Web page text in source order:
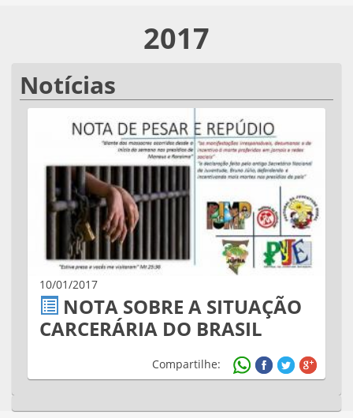
2017
Notícias
10/01/2017
NOTA SOBRE A SITUAÇÃO
CARCERÁRIA DO BRASIL
Compartilhe: